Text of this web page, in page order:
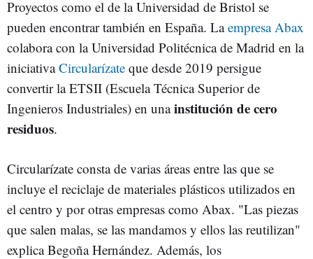
Proyectos como el de la Universidad de Bristol se
pueden encontrar también en España. Laempresa Abax
colabora con la Universidad Politécnica de Madrid en la
iniciativaCircularízate que desde 2019 persigue
convertir la ETSII (Escuela Técnica Superior de
Ingenieros Industriales) en unainstitución de cero
residuos.
Circularízate consta de varias áreas entre las que se
incluye el reciclaje de materiales plásticos utilizados en
el centro y por otras empresas como Abax. "Las piezas
que salen malas, se las mandamos y ellos las reutilizan"
explica Begoña Hernández. Además, los